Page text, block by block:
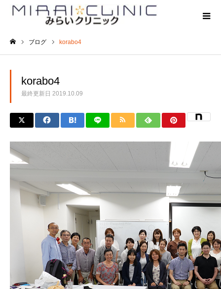
ブログ korabo4
korabo4
最終更新日 2019.10.09